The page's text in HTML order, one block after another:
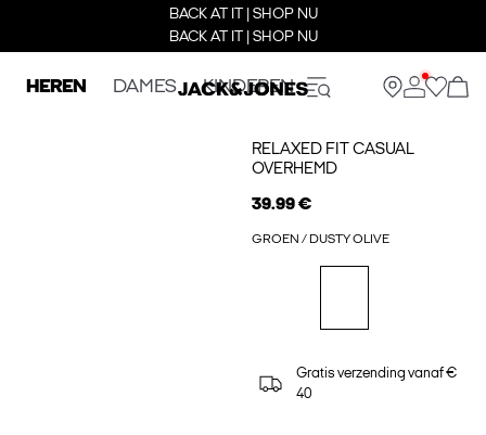
BACK AT IT | SHOP NU
BACK AT IT | SHOP NU
HEREN DAMES KINDEREN
RELAXED FIT CASUAL
OVERHEMD
39.99 €
GROEN / DUSTY OLIVE
Gratis verzending vanaf €
40